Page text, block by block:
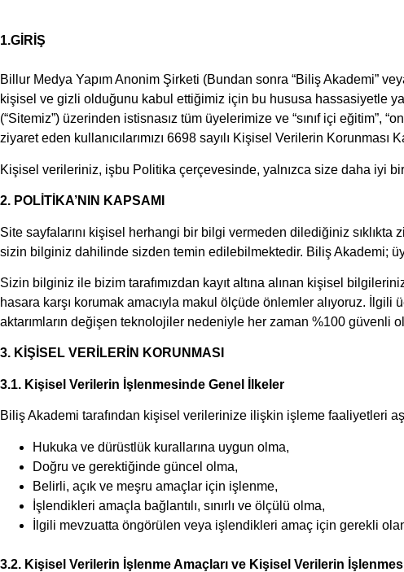
1.GİRİŞ
Billur Medya Yapım Anonim Şirketi (Bundan sonra “Biliş Akademi”
kişisel ve gizli olduğunu kabul ettiğimiz için bu hususa hassasiyetle
(“Sitemiz”) üzerinden istisnasız tüm üyelerimize ve “sınıf içi eğitim”,
ziyaret eden kullanıcılarımızı 6698 sayılı Kişisel Verilerin
Kişisel verileriniz, işbu Politika çerçevesinde, yalnızca size daha iyi
2. POLİTİKA’NIN KAPSAMI
Site sayfalarını kişisel herhangi bir bilgi vermeden dilediğiniz
sizin bilginiz dahilinde sizden temin edilebilmektedir. Biliş Akademi;
Sizin bilginiz ile bizim tarafımızdan kayıt altına alınan kişisel
hasara karşı korumak amacıyla makul ölçüde önlemler alıyoruz.
aktarımların değişen teknolojiler nedeniyle her zaman %100 güvenli
3. KİŞİSEL VERİLERİN KORUNMASI
3.1. Kişisel Verilerin İşlenmesinde Genel İlkeler
Biliş Akademi tarafından kişisel verilerinize ilişkin işleme faaliyetleri
Hukuka ve dürüstlük kurallarına uygun olma,
Doğru ve gerektiğinde güncel olma,
Belirli, açık ve meşru amaçlar için işlenme,
İşlendikleri amaçla bağlantılı, sınırlı ve ölçülü olma,
İlgili mevzuatta öngörülen veya işlendikleri amaç için gerekli
3.2. Kişisel Verilerin İşlenme Amaçları ve Kişisel Verilerin